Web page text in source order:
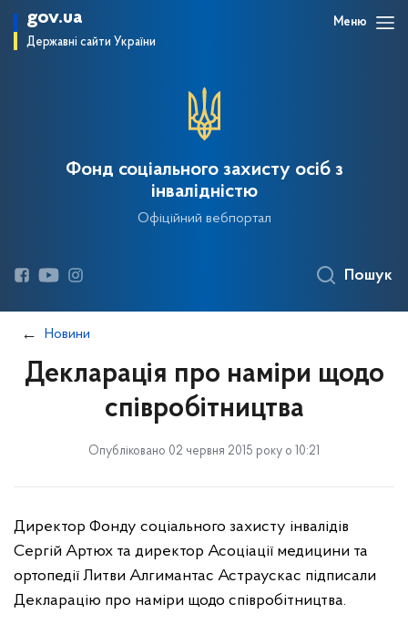
gov.ua
Державні сайти України
Меню
Фонд соціального захисту осіб з
інвалідністю
Офіційний вебпортал
Пошук
Новини
Декларація про наміри щодо
співробітництва
Опубліковано 02 червня 2015 року о 10:21
Директор Фонду соціального захисту інвалідів
Сергій Артюх та директор Асоціації медицини та
ортопедії Литви Алгимантас Астраускас підписали
Декларацію про наміри щодо співробітництва.